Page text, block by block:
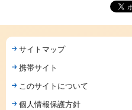
サイトマップ
携帯サイト
このサイトについて
個人情報保護方針